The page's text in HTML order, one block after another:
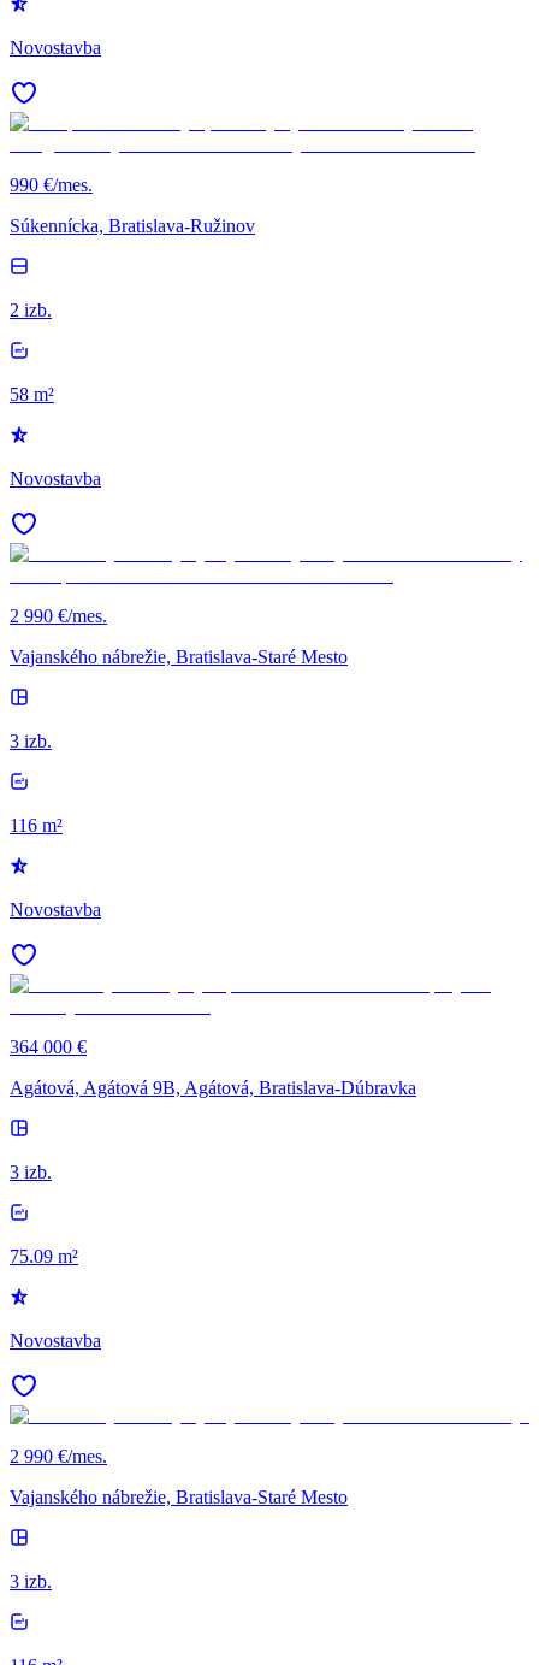
Novostavba
990 €/mes.
Súkennícka, Bratislava-Ružinov
2 izb.
58 m²
Novostavba
2 990 €/mes.
Vajanského nábrežie, Bratislava-Staré Mesto
3 izb.
116 m²
Novostavba
364 000 €
Agátová, Agátová 9B, Agátová, Bratislava-Dúbravka
3 izb.
75.09 m²
Novostavba
2 990 €/mes.
Vajanského nábrežie, Bratislava-Staré Mesto
3 izb.